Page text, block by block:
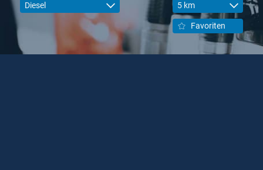
Diesel 5 km
Favoriten